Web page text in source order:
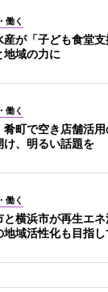
働く
産が「子ども食堂
地域の力に
働く
肴町で空き店舗活
け、明るい話題を
働く
と横浜市が再生エ
地域活性化も目指し